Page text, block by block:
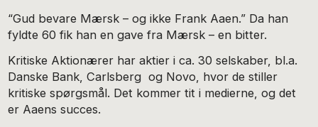
“Gud bevare Mærsk – og ikke Frank Aaen.” Da han
fyldte 60 fik han en gave fra Mærsk – en bitter.
Kritiske Aktionærer har aktier i ca. 30 selskaber, bl.a.
Danske Bank, Carlsberg og Novo, hvor de stiller
kritiske spørgsmål. Det kommer tit i medierne, og det
er Aaens succes.